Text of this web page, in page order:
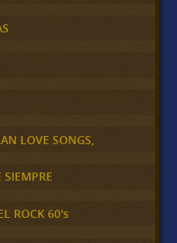
LOVE SONGS,
ROCK 60's